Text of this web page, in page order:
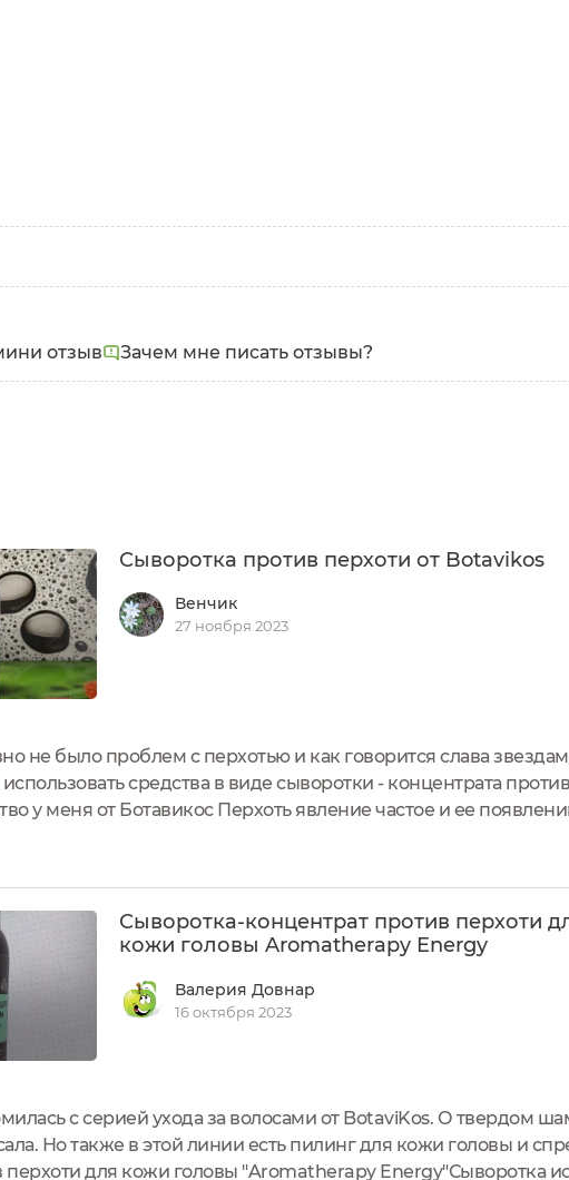
отзыв Зачем мне писать отзывы?
Сыворотка против перхоти от Botavikos
Венчик
27 ноября 2023
не было проблем с перхотью и как говорится слава
средства в виде сыворотки - концентрата
у меня от Ботавикос Перхоть явление частое и ее
Сыворотка-концентрат против перхоти
кожи головы Aromatherapy Energy
Валерия Довнар
16 октября 2023
с серией ухода за волосами от BotaviKos. О твердом
Но также в этой линии есть пилинг для кожи головы и
перхоти для кожи головы "Aromatherapy Energy"Сыворотка